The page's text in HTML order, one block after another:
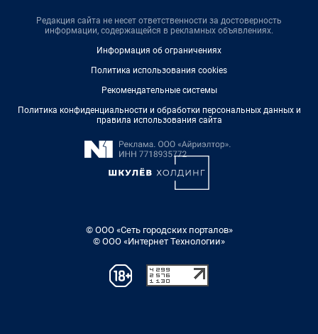
Редакция сайта не несет ответственности за достоверность
информации, содержащейся в рекламных объявлениях.
Информация об ограничениях
Политика использования cookies
Рекомендательные системы
Политика конфиденциальности и обработки персональных данных и
правила использования сайта
© ООО «Сеть городских порталов»
© ООО «Интернет Технологии»